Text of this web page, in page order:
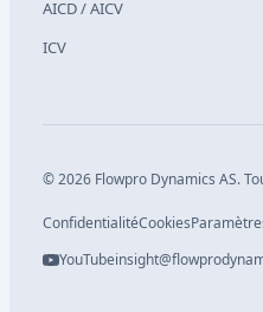
AICD / AICV
ICV
©2026 Flowpro Dynamics AS.
ConfidentialitéCookies
YouTube